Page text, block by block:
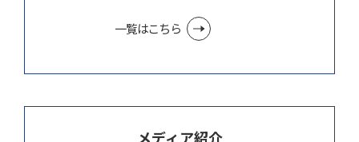
一覧はこちら
メディア紹介